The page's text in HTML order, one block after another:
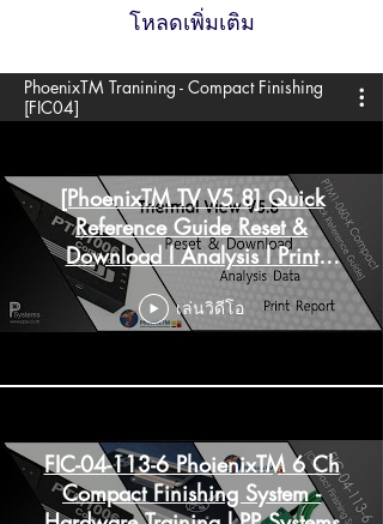
โหลดเพิ่มเติม
PhoenixTM Tranining - Compact Finishing
[FIC04]
[PhoenixTM TV V5.8] Quick
Reference Guide Reset &
Download l Analysis l Print
Report - Software
เล่นวิดีโอ
FIC-04-113-6 PhoienixTM 6 Ch
Compact Finishing System -